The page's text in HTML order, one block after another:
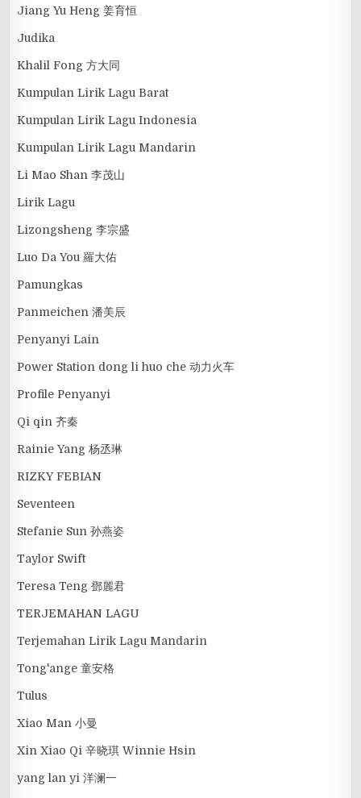
Jiang Yu Heng 姜育恒
Judika
Khalil Fong 方大同
Kumpulan Lirik Lagu Barat
Kumpulan Lirik Lagu Indonesia
Kumpulan Lirik Lagu Mandarin
Li Mao Shan 李茂山
Lirik Lagu
Lizongsheng 李宗盛
Luo Da You 羅大佑
Pamungkas
Panmeichen 潘美辰
Penyanyi Lain
Power Station dong li huo che 动力火车
Profile Penyanyi
Qi qin 齐秦
Rainie Yang 杨丞琳
RIZKY FEBIAN
Seventeen
Stefanie Sun 孙燕姿
Taylor Swift
Teresa Teng 鄧麗君
TERJEMAHAN LAGU
Terjemahan Lirik Lagu Mandarin
Tong'ange 童安格
Tulus
Xiao Man 小曼
Xin Xiao Qi 辛晓琪 Winnie Hsin
yang lan yi 洋澜一